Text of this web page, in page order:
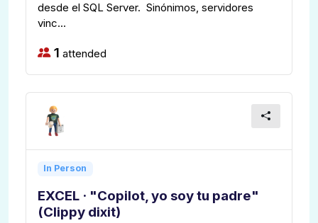
desde el SQL Server. Sinónimos, servidores
vinc...
1 attended
In Person
EXCEL · "Copilot, yo soy tu padre"
(Clippy dixit)